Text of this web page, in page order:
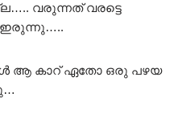
വരുന്നത് വരട്ടെ
ആ കാറ് ഏതോ ഒരു പഴയ